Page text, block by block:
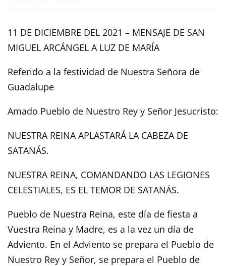
11 DE DICIEMBRE DEL 2021 – MENSAJE DE SAN
MIGUEL ARCÁNGEL A LUZ DE MARÍA
Referido a la festividad de Nuestra Señora de
Guadalupe
Amado Pueblo de Nuestro Rey y Señor Jesucristo:
NUESTRA REINA APLASTARÁ LA CABEZA DE
SATANÁS.
NUESTRA REINA, COMANDANDO LAS LEGIONES
CELESTIALES, ES EL TEMOR DE SATANÁS.
Pueblo de Nuestra Reina, este día de fiesta a
Vuestra Reina y Madre, es a la vez un día de
Adviento. En el Adviento se prepara el Pueblo de
Nuestro Rey y Señor, se prepara el Pueblo de